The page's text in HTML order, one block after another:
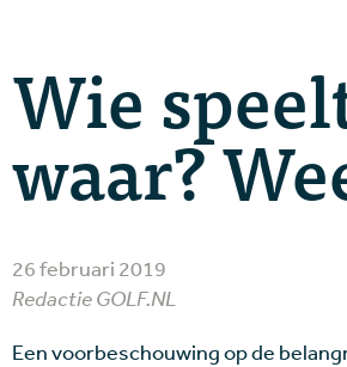
Wie
waar?
26 februari 2019
Redactie GOLF.NL
Een voorbeschouwing op de